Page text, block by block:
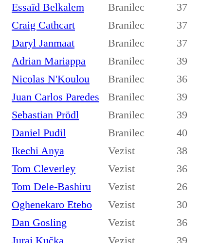
Essaïd Belkalem
Branilec
37
Craig Cathcart
Branilec
37
Daryl Janmaat
Branilec
37
Adrian Mariappa
Branilec
39
Nicolas N'Koulou
Branilec
36
Juan Carlos Paredes
Branilec
39
Sebastian Prödl
Branilec
39
Daniel Pudil
Branilec
40
Ikechi Anya
Vezist
38
Tom Cleverley
Vezist
36
Tom Dele-Bashiru
Vezist
26
Oghenekaro Etebo
Vezist
30
Dan Gosling
Vezist
36
Juraj Kučka
Vezist
39